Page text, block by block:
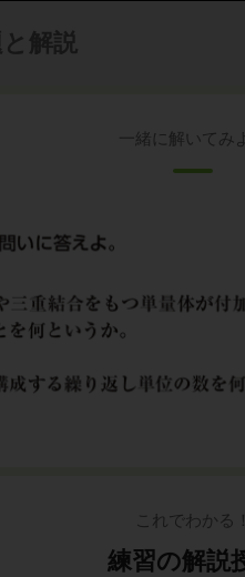
解説
一緒に解いてみ
これでわかる！
練習の解説